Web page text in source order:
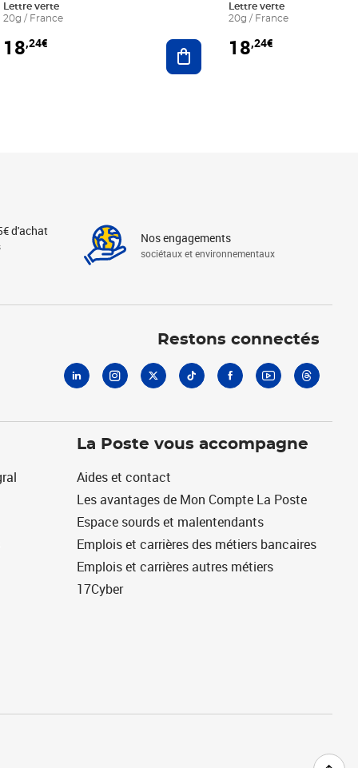
au panier
Lettre verte
20g / France
18,24€ Ajouter au panier
Lettre verte
20g / France
18,24€
d'achat Nos engagements
sociétaux et environnementaux
Restons connectés
La Poste vous accompagne
Aides et contact
Les avantages de Mon Compte La Poste
Espace sourds et malentendants
Emplois et carrières des métiers bancaires
Emplois et carrières autres métiers
17Cyber